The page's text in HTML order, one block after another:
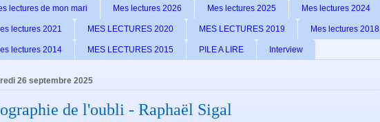
lectures de mon mari Mes lectures 2026 Mes lectures 2025 Mes lectures 2024
lectures 2021 MES LECTURES 2020 MES LECTURES 2019 Mes lectures 2018
lectures 2014 MES LECTURES 2015 PILE A LIRE Interview
26 septembre 2025
de l'oubli - Raphaël Sigal